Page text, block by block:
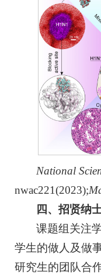
National
nwac221(2023);
四、招贤纳
课题组关注
学生的做人及做
研究生的团队合